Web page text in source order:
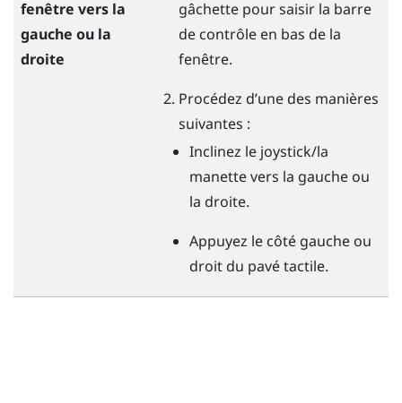
fenêtre vers la
gauche ou la
droite
gâchettepour saisir la barre
de contrôle en bas de la
fenêtre.
Procédez d’une des manières
suivantes :
Inclinez le joystick/la
manette vers la gauche ou
la droite.
Appuyez le côté gauche ou
droit du pavé tactile.